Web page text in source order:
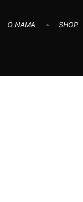
O NAMA SHOP